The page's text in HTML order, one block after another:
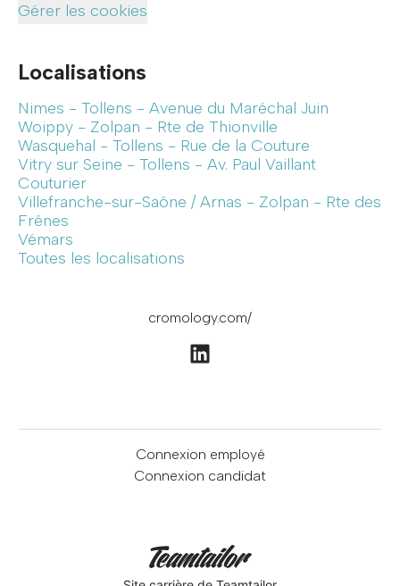
Gérer les cookies
Localisations
Nimes - Tollens - Avenue du Maréchal Juin
Woippy - Zolpan - Rte de Thionville
Wasquehal - Tollens - Rue de la Couture
Vitry sur Seine - Tollens - Av. Paul Vaillant
Couturier
Villefranche-sur-Saône / Arnas - Zolpan - Rte des
Frênes
Vémars
Toutes les localisations
cromology.com/
Connexion employé
Connexion candidat